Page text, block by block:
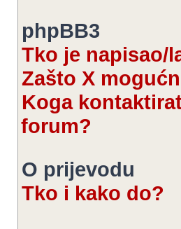
phpBB3
Tko je napisao/
Zašto X
Koga
forum?
O prijevodu
Tko i kako do?